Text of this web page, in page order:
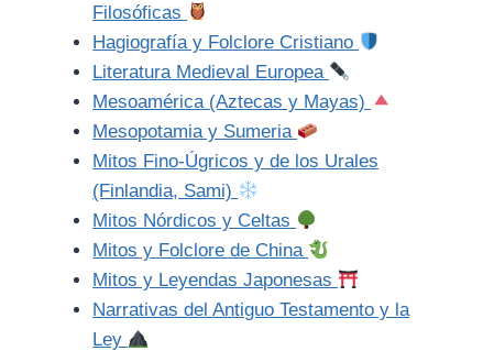
Filosóficas
Hagiografía y Folclore Cristiano
Literatura Medieval Europea
Mesoamérica (Aztecas y Mayas)
Mesopotamia y Sumeria
Mitos Fino-Úgricos y de los Urales
(Finlandia, Sami)
Mitos Nórdicos y Celtas
Mitos y Folclore de China
Mitos y Leyendas Japonesas
Narrativas del Antiguo Testamento y la
Ley